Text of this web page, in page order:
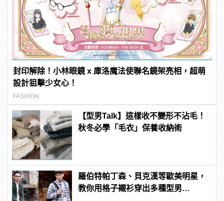
封印解除！小林眼鏡 x 庫洛魔法使聯名鏡架亮相，超萌
設計狙擊少女心！
FASHION
【型男Talk】這樣收不變形不沾毛！
秋冬必學「毛衣」保養收納術
羅伯特帕丁森、貝克漢等歐美明星，
教你用格子襯衫穿出多種型男